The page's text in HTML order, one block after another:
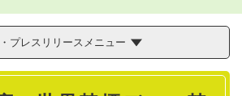
プレスリリースメニュー